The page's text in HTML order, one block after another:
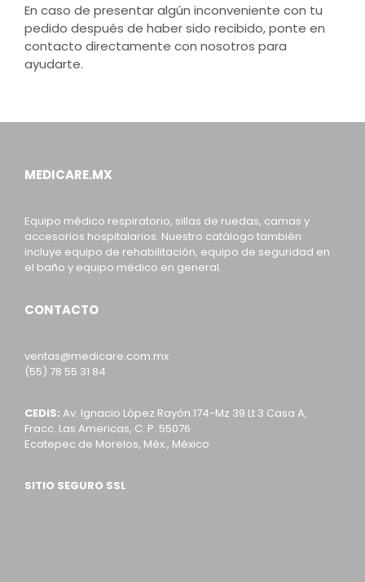
En caso de presentar algún inconveniente con tu
pedido después de haber sido recibido, ponte en
contacto directamente con nosotros para
ayudarte.
MEDICARE.MX
Equipo médico respiratorio, sillas de ruedas, camas y
accesorios hospitalarios. Nuestro catálogo también
incluye equipo de rehabilitación, equipo de seguridad en
el baño y equipo médico en general.
CONTACTO
ventas@medicare.com.mx
(55) 78 55 31 84
CEDIS: Av. Ignacio López Rayón 174-Mz 39 Lt 3 Casa A,
Fracc. Las Americas, C. P. 55076
Ecatepec de Morelos, Méx., México
SITIO SEGURO SSL